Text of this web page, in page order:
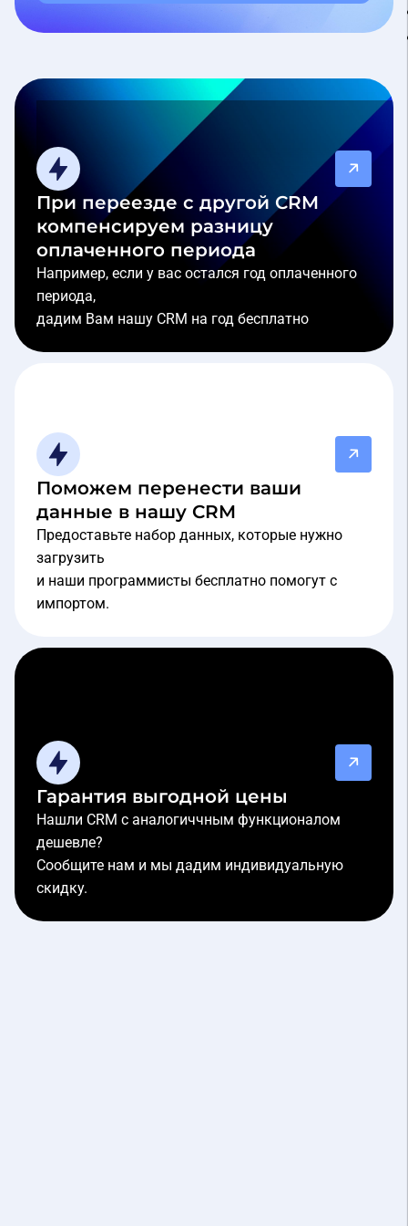
При переезде с другой CRM
компенсируем разницу
оплаченного периода
Например, если у вас остался год оплаченного
периода,
дадим Вам нашу CRM на год бесплатно
Поможем перенести ваши
данные в нашу CRM
Предоставьте набор данных, которые нужно
загрузить
и наши программисты бесплатно помогут с
импортом.
Гарантия выгодной цены
Нашли CRM с аналогиччным функционалом
дешевле?
Сообщите нам и мы дадим индивидуальную
скидку.